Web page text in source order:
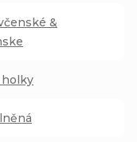
&
holky